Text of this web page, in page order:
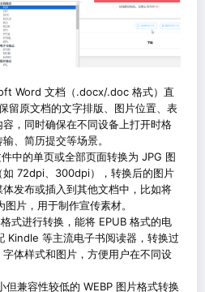
Word 文档（.docx/.doc 格式）直
留原文档的文字排版、图片位置、表
，同时确保在不同设备上打开时格
、简历提交等场景。
件中的单页或全部页面转换为 JPG 图
如 72dpi、300dpi），转换后的图片
发布或插入到其他文档中，比如将
片，用于制作宣传素材。
格式进行转换，能将 EPUB 格式的电
Kindle 等主流电子书阅读器，转换过
体样式和图片，方便用户在不同设
但兼容性较低的 WEBP 图片格式转换